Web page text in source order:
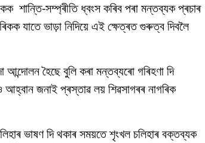
শান্তি-সম্প্ৰীতি ধ্বংস কৰিব পৰা মন্তব্যক প্ৰচাৰ
যাতে ভাড়া নিদিয়ে এই ক্ষেত্ৰত গুৰুত্ব দিবলৈ
হৈছে বুলি কৰা মন্তব্যৰো গৰিহণা দি
জনাই প্ৰস্তাৱ লয় শিৱসাগৰৰ নাগৰিক
ভাষণ দি থকাৰ সময়তে শৃংখল চলিহাৰ বক্তব্যক